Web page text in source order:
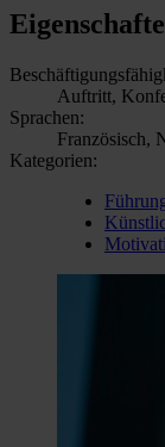
Auftritt,
Sprachen:
Französisch,
Kategorien: